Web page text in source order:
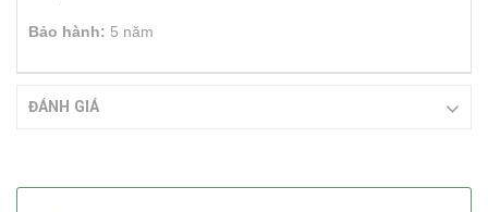
Bảo hành: 5 năm
ĐÁNH GIÁ